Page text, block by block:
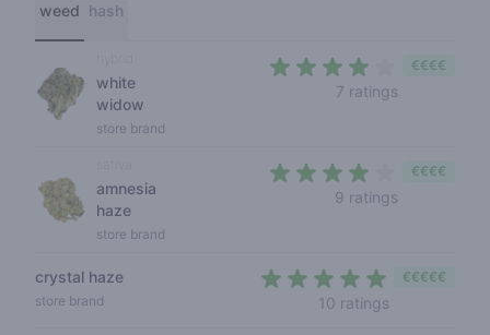
weed hash
white
widow
store brand
7 ratings
€€€€
amnesia
haze
store brand
9 ratings
€€€€
crystal haze
store brand 10 ratings
€€€€€